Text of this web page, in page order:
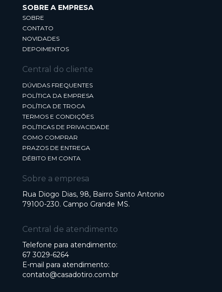
SOBRE A EMPRESA
SOBRE
CONTATO
NOVIDADES
DEPOIMENTOS
Central do cliente
DÚVIDAS FREQUENTES
POLÍTICA DA EMPRESA
POLÍTICA DE TROCA
TERMOS E CONDIÇÕES
POLÍTICAS DE PRIVACIDADE
COMO COMPRAR
PRAZOS DE ENTREGA
DÉBITO EM CONTA
Sobre a empresa
Rua Diogo Dias, 98, Bairro Santo Antonio
79100-230. Campo Grande MS.
Central de atendimento
Telefone para atendimento:
67 3029-6264
E-mail para atendimento:
contato@casadotiro.com.br